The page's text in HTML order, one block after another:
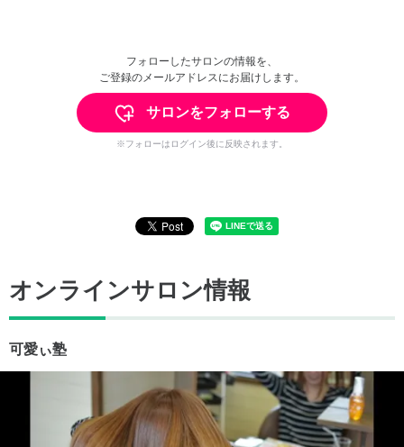
フォローしたサロンの情報を、
ご登録のメールアドレスにお届けします。
サロンをフォローする
※フォローはログイン後に反映されます。
オンラインサロン情報
可愛ぃ塾